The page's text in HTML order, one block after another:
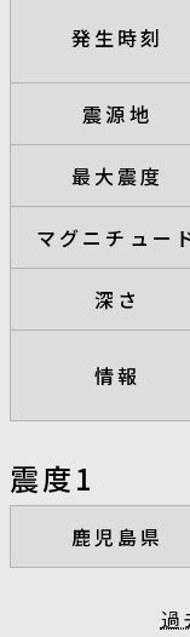
発生時刻
震源地
最大震度
マグニチュー
深さ
情報
震度1
鹿児島県
過